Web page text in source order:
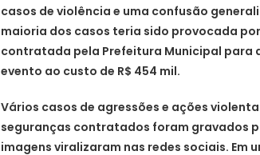
casos de violência e uma confusão
maioria dos casos teria sido provocada
contratada pela Prefeitura Municipal para
evento ao custo de R$ 454 mil.
Vários casos de agressões e ações
seguranças contratados foram gravados
imagens viralizaram nas redes sociais. Em